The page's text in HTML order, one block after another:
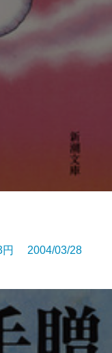
円 2004/03/28